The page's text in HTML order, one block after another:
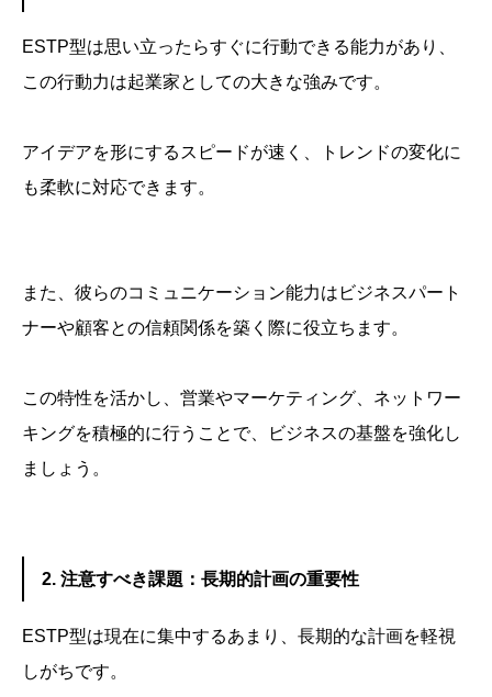
ESTP型は思い立ったらすぐに行動できる能力があり、
この行動力は起業家としての大きな強みです。
アイデアを形にするスピードが速く、トレンドの変化に
も柔軟に対応できます。
また、彼らのコミュニケーション能力はビジネスパート
ナーや顧客との信頼関係を築く際に役立ちます。
この特性を活かし、営業やマーケティング、ネットワー
キングを積極的に行うことで、ビジネスの基盤を強化し
ましょう。
2. 注意すべき課題：長期的計画の重要性
ESTP型は現在に集中するあまり、長期的な計画を軽視
しがちです。